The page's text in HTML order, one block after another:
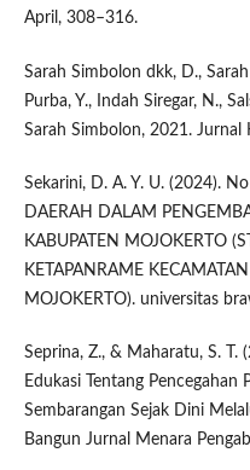
April, 308–316.
Sarah Simbolon dkk, D.,
Purba, Y., Indah Siregar, N.,
Sarah Simbolon, 2021. Jurnal
Sekarini, D. A. Y. U. (2024).
DAERAH DALAM
KABUPATEN MOJOKERTO
KETAPANRAME
MOJOKERTO). universitas
Seprina, Z., & Maharatu, S. T.
Edukasi Tentang Pencegahan
Sembarangan Sejak Dini
Bangun Jurnal Menara